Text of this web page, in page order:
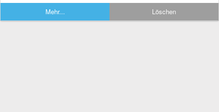
Mehr... Löschen